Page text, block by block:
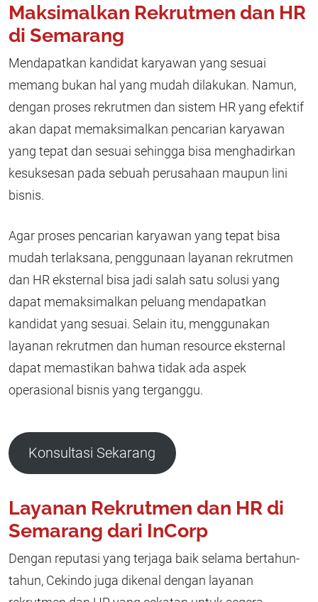
Maksimalkan Rekrutmen dan HR
di Semarang
Mendapatkan kandidat karyawan yang sesuai
memang bukan hal yang mudah dilakukan. Namun,
dengan proses rekrutmen dan sistem HR yang efektif
akan dapat memaksimalkan pencarian karyawan
yang tepat dan sesuai sehingga bisa menghadirkan
kesuksesan pada sebuah perusahaan maupun lini
bisnis.
Agar proses pencarian karyawan yang tepat bisa
mudah terlaksana, penggunaan layanan rekrutmen
dan HR eksternal bisa jadi salah satu solusi yang
dapat memaksimalkan peluang mendapatkan
kandidat yang sesuai. Selain itu, menggunakan
layanan rekrutmen dan human resource eksternal
dapat memastikan bahwa tidak ada aspek
operasional bisnis yang terganggu.
Konsultasi Sekarang
Layanan Rekrutmen dan HR di
Semarang dari InCorp
Dengan reputasi yang terjaga baik selama bertahun-
tahun, Cekindo juga dikenal dengan layanan